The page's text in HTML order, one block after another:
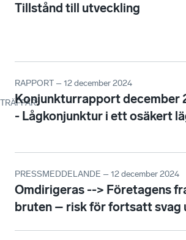
TRÄFFAR:
Tillstånd till utveckling
RAPPORT – 12 december 2024
Konjunkturrapport december
- Lågkonjunktur i ett osäkert
PRESSMEDDELANDE – 12 december 2024
Omdirigeras --> Företagens
bruten – risk för fortsatt svag